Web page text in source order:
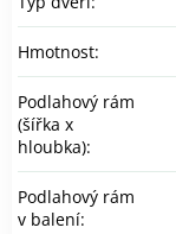
Hmotnost:
Podlahový rám
(šířka x
hloubka):
Podlahový rám
v balení: